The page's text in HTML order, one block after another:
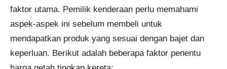
faktor utama. Pemilik kenderaan perlu memahami
aspek-aspek ini sebelum membeli untuk
mendapatkan produk yang sesuai dengan bajet dan
keperluan. Berikut adalah beberapa faktor penentu